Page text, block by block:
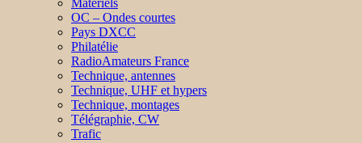
Matériels
OC – Ondes courtes
Pays DXCC
Philatélie
RadioAmateurs France
Technique, antennes
Technique, UHF et hypers
Technique, montages
Télégraphie, CW
Trafic